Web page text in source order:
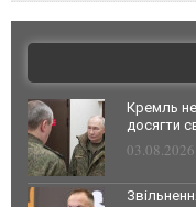
Кремль не
досягти